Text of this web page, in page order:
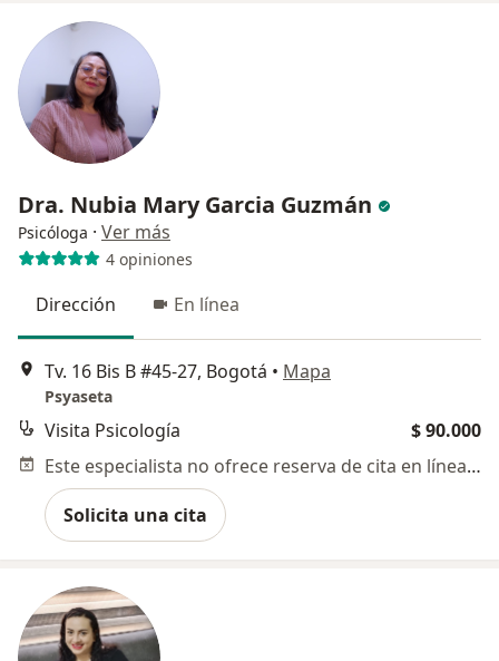
Dra. Nubia Mary Garcia Guzmán
Psicóloga · Ver más
4 opiniones
Dirección En línea
Tv. 16 Bis B #45-27, Bogotá • Mapa
Psyaseta
Visita Psicología
$ 90.000
Este especialista no ofrece reserva de cita en línea en esta dirección.
Solicita una cita